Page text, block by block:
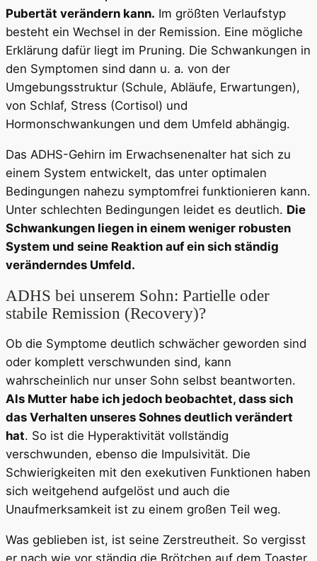
Pubertät verändern kann. Im größten Verlaufstyp
besteht ein Wechsel in der Remission. Eine mögliche
Erklärung dafür liegt im Pruning. Die Schwankungen in
den Symptomen sind dann u. a. von der
Umgebungsstruktur (Schule, Abläufe, Erwartungen),
von Schlaf, Stress (Cortisol) und
Hormonschwankungen und dem Umfeld abhängig.
Das ADHS-Gehirn im Erwachsenenalter hat sich zu
einem System entwickelt, das unter optimalen
Bedingungen nahezu symptomfrei funktionieren kann.
Unter schlechten Bedingungen leidet es deutlich. Die
Schwankungen liegen in einem weniger robusten
System und seine Reaktion auf ein sich ständig
veränderndes Umfeld.
ADHS bei unserem Sohn: Partielle oder
stabile Remission (Recovery)?
Ob die Symptome deutlich schwächer geworden sind
oder komplett verschwunden sind, kann
wahrscheinlich nur unser Sohn selbst beantworten.
Als Mutter habe ich jedoch beobachtet, dass sich
das Verhalten unseres Sohnes deutlich verändert
hat. So ist die Hyperaktivität vollständig
verschwunden, ebenso die Impulsivität. Die
Schwierigkeiten mit den exekutiven Funktionen haben
sich weitgehend aufgelöst und auch die
Unaufmerksamkeit ist zu einem großen Teil weg.
Was geblieben ist, ist seine Zerstreutheit. So vergisst
er nach wie vor ständig die Brötchen auf dem Toaster,